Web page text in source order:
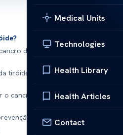
Medical Units
Technologies
Health Library
Health Articles
Contact
da
tiróide
cancro
Published by
Por que é que o
Por que é que o
casos dethyroid
existem
essencial,